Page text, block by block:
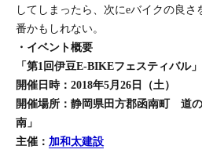
してしまったら、次にeバイクの良
番かもしれない。
・イベント概要
「第1回伊豆E-BIKEフェスティバル」
開催日時：2018年5月26日（土）
開催場所：静岡県田方郡函南町 道
南」
主催： 加和太建設